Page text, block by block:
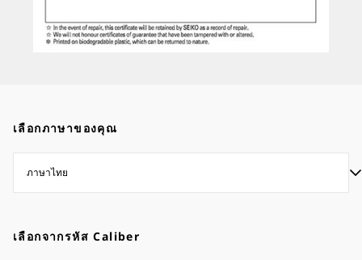
เลือกภาษาของคุณ
เลือกจากรหัส Caliber